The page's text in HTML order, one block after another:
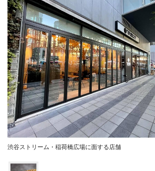
渋谷ストリーム・稲荷橋広場に面する店舗